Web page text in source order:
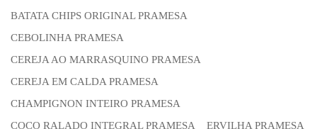
BATATA CHIPS ORIGINAL PRAMESA
CEBOLINHA PRAMESA
CEREJA AO MARRASQUINO PRAMESA
CEREJA EM CALDA PRAMESA
CHAMPIGNON INTEIRO PRAMESA
COCO RALADO INTEGRAL PRAMESA
ERVILHA PRAMESA